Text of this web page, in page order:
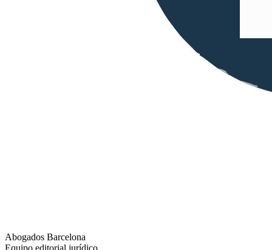
Abogados Barcelona
Equipo editorial jurídico